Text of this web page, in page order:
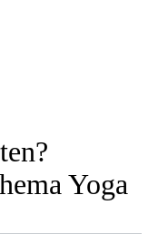
Yoga